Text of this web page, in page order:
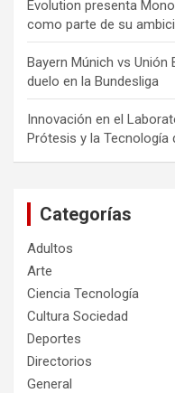
Evolution presenta
como parte de su
Bayern Múnich vs Unión
duelo en la Bundesliga
Innovación en el
Prótesis y la Tecnología
Categorías
Adultos
Arte
Ciencia Tecnología
Cultura Sociedad
Deportes
Directorios
General